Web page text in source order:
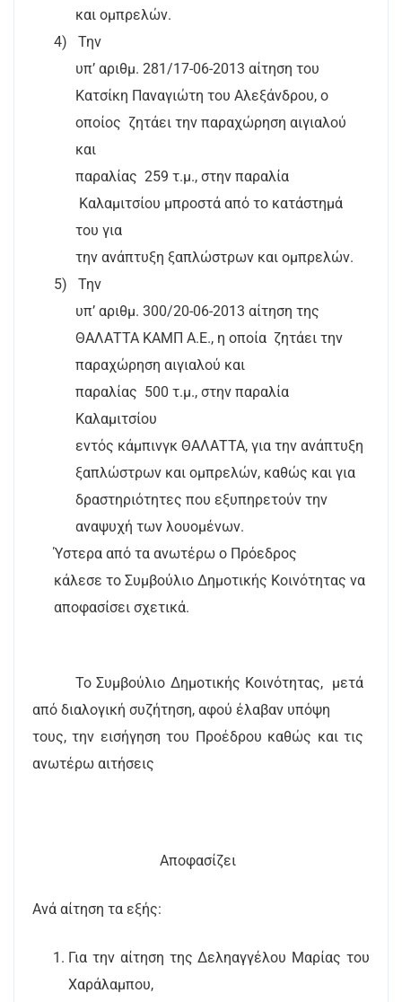
και ομπρελών.
4)
Την
υπ’ αριθμ. 281/17-06-2013 αίτηση του
Κατσίκη Παναγιώτη του Αλεξάνδρου, ο
οποίος ζητάει την παραχώρηση αιγιαλού
και
παραλίας 259 τ.μ., στην παραλία
Καλαμιτσίου μπροστά από το κατάστημά
του για
την ανάπτυξη ξαπλώστρων και ομπρελών.
5)
Την
υπ’ αριθμ. 300/20-06-2013 αίτηση της
ΘΑΛΑΤΤΑ ΚΑΜΠ Α.Ε., η οποία ζητάει την
παραχώρηση αιγιαλού και
παραλίας 500 τ.μ., στην παραλία
Καλαμιτσίου
εντός κάμπινγκ ΘΑΛΑΤΤΑ, για την ανάπτυξη
ξαπλώστρων και ομπρελών, καθώς και για
δραστηριότητες που εξυπηρετούν την
αναψυχή των λουομένων.
Ύστερα από τα ανωτέρω ο Πρόεδρος
κάλεσε το Συμβούλιο Δημοτικής Κοινότητας να
αποφασίσει σχετικά.
Το Συμβούλιο Δημοτικής Κοινότητας, μετά
από διαλογική συζήτηση, αφού έλαβαν υπόψη
τους, την εισήγηση του Προέδρου καθώς και τις
ανωτέρω αιτήσεις
Αποφασίζει
Ανά αίτηση τα εξής:
Για την αίτηση της Δεληαγγέλου Μαρίας του
Χαράλαμπου,